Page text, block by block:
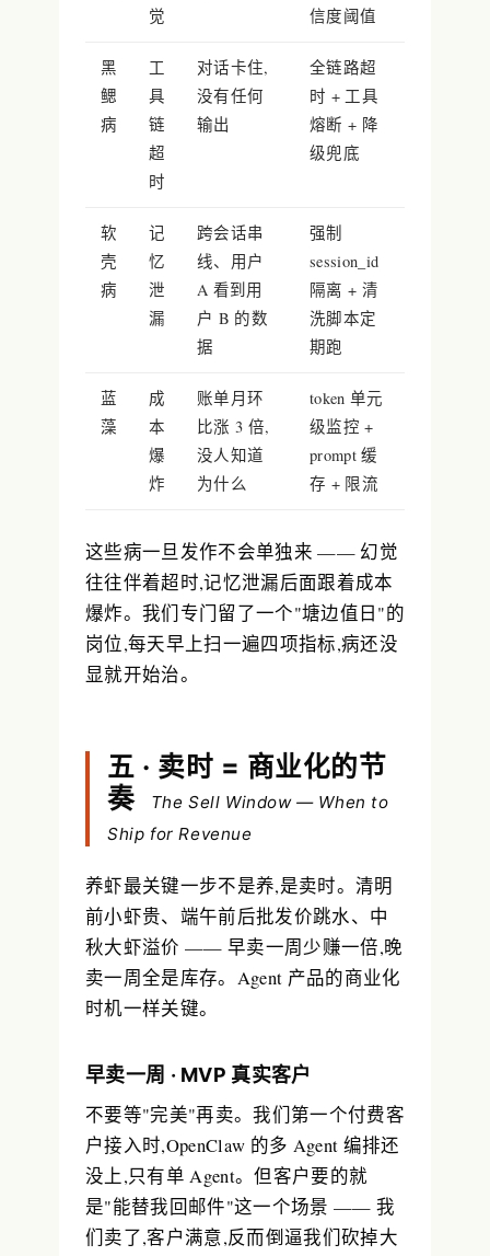
觉
信度阈值
黑
鳃
病
工
具
链
超
时
对话卡住,
没有任何
输出
全链路超
时 + 工具
熔断 + 降
级兜底
软
壳
病
记
忆
泄
漏
跨会话串
线、用户
A 看到用
户 B 的数
据
强制
session_id
隔离 + 清
洗脚本定
期跑
蓝
藻
成
本
爆
炸
账单月环
比涨 3 倍,
没人知道
为什么
token 单元
级监控 +
prompt 缓
存 + 限流
这些病一旦发作不会单独来 —— 幻觉
往往伴着超时,记忆泄漏后面跟着成本
爆炸。我们专门留了一个"塘边值日"的
岗位,每天早上扫一遍四项指标,病还没
显就开始治。
五 · 卖时 = 商业化的节
奏
The Sell Window — When to
Ship for Revenue
养虾最关键一步不是养,是卖时。清明
前小虾贵、端午前后批发价跳水、中
秋大虾溢价 —— 早卖一周少赚一倍,晚
卖一周全是库存。Agent 产品的商业化
时机一样关键。
早卖一周 · MVP 真实客户
不要等"完美"再卖。我们第一个付费客
户接入时,OpenClaw 的多 Agent 编排还
没上,只有单 Agent。但客户要的就
是"能替我回邮件"这一个场景 —— 我
们卖了,客户满意,反而倒逼我们砍掉大